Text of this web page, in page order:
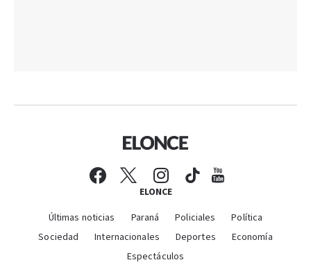
ELONCE
Últimas noticias Paraná Policiales
Política
Sociedad
Internacionales Deportes
Economía
Espectáculos